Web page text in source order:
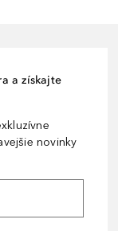
a získajte
novinky